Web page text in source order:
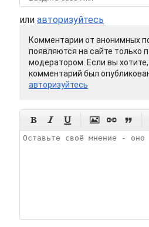
или авторизуйтесь
Комментарии от анонимных
появляются на сайте только
модератором. Если вы
комментарий был
авторизуйтесь
     